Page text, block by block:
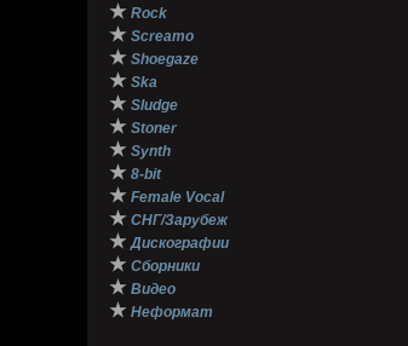
★ Rock
★ Screamo
★ Shoegaze
★ Ska
★ Sludge
★ Stoner
★ Synth
★ 8-bit
★ Female Vocal
★ СНГ/Зарубеж
★ Дискографии
★ Сборники
★ Видео
★ Неформат